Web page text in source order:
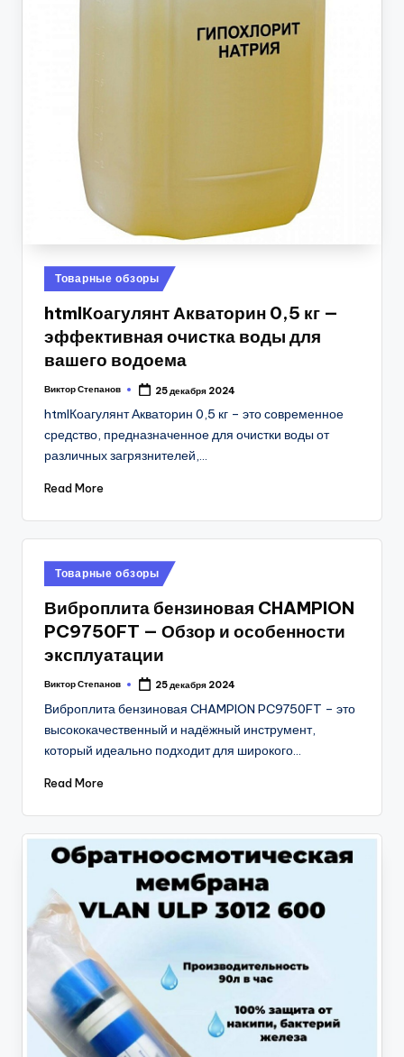
Posted
in
Товарные обзоры
htmlКоагулянт Акваторин 0,5 кг —
эффективная очистка воды для
вашего водоема
Posted
Виктор Степанов 25 декабря 2024
htmlКоагулянт Акваторин 0,5 кг – это современное
средство, предназначенное для очистки воды от
различных загрязнителей,…
Read More
Posted
in
Товарные обзоры
Виброплита бензиновая CHAMPION
PC9750FT — Обзор и особенности
эксплуатации
Posted
Виктор Степанов 25 декабря 2024
Виброплита бензиновая CHAMPION PC9750FT – это
высококачественный и надёжный инструмент,
который идеально подходит для широкого…
Read More